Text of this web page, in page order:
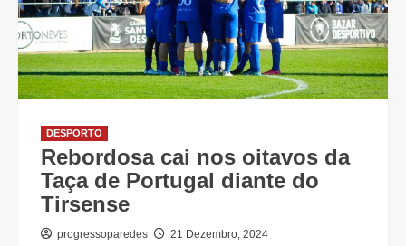
DESPORTO
Rebordosa cai nos oitavos da
Taça de Portugal diante do
Tirsense
progressoparedes 21 Dezembro, 2024